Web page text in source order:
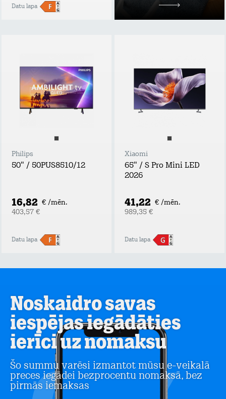
Datu lapa
Philips
50" / 50PUS8510/12
16,82 € /mēn.
403,57 €
Datu lapa
Xiaomi
65" / S Pro Mini LED
2026
41,22 € /mēn.
989,35 €
Datu lapa
Noskaidro savas
iespējas iegādāties
ierīci uz nomaksu
Šo summu varēsi izmantot mūsu e-veikalā
preces iegādei bezprocentu nomaksā, bez
pirmās iemaksas